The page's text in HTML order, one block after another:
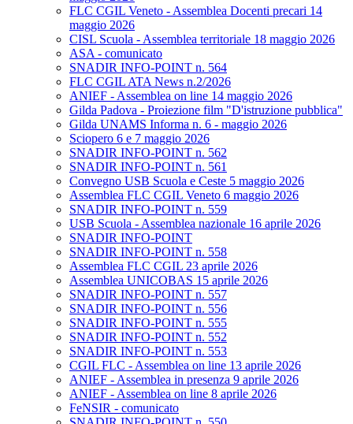
FLC CGIL Veneto - Assemblea Docenti precari 14
maggio 2026
CISL Scuola - Assemblea territoriale 18 maggio 2026
ASA - comunicato
SNADIR INFO-POINT n. 564
FLC CGIL ATA News n.2/2026
ANIEF - Assemblea on line 14 maggio 2026
Gilda Padova - Proiezione film "D'istruzione pubblica"
Gilda UNAMS Informa n. 6 - maggio 2026
Sciopero 6 e 7 maggio 2026
SNADIR INFO-POINT n. 562
SNADIR INFO-POINT n. 561
Convegno USB Scuola e Ceste 5 maggio 2026
Assemblea FLC CGIL Veneto 6 maggio 2026
SNADIR INFO-POINT n. 559
USB Scuola - Assemblea nazionale 16 aprile 2026
SNADIR INFO-POINT
SNADIR INFO-POINT n. 558
Assemblea FLC CGIL 23 aprile 2026
Assemblea UNICOBAS 15 aprile 2026
SNADIR INFO-POINT n. 557
SNADIR INFO-POINT n. 556
SNADIR INFO-POINT n. 555
SNADIR INFO-POINT n. 552
SNADIR INFO-POINT n. 553
CGIL FLC - Assemblea on line 13 aprile 2026
ANIEF - Assemblea in presenza 9 aprile 2026
ANIEF - Assemblea on line 8 aprile 2026
FeNSIR - comunicato